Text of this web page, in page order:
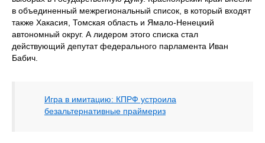
в объединенный межрегиональный список, в который входят
также Хакасия, Томская область и Ямало-Ненецкий
автономный округ. А лидером этого списка стал
действующий депутат федерального парламента Иван
Бабич.
Игра в имитацию: КПРФ устроила
безальтернативные праймериз